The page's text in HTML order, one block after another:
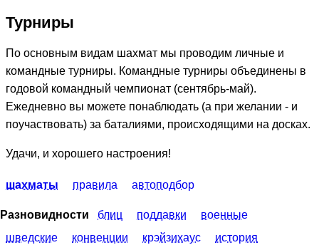
Турниры
По основным видам шахмат мы проводим личные и
командные турниры. Командные турниры объединены в
годовой командный чемпионат (сентябрь-май).
Ежедневно вы можете понаблюдать (а при желании - и
поучаствовать) за баталиями, происходящими на досках.
Удачи, и хорошего настроения!
шахматы правила автоподбор
Разновидности блиц поддавки
военные
шведские
конвенции крэйзихаус история